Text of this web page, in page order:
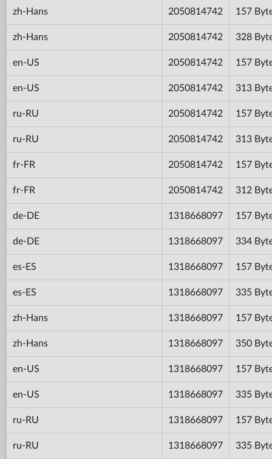
zh-Hans 2050814742 157
zh-Hans 2050814742 328
en-US 2050814742 157
en-US 2050814742 313
ru-RU 2050814742 157
ru-RU 2050814742 313
fr-FR 2050814742 157
fr-FR 2050814742 312
de-DE 1318668097 157
de-DE 1318668097 334
es-ES 1318668097 157
es-ES 1318668097 335
zh-Hans 1318668097 157
zh-Hans 1318668097 350
en-US 1318668097 157
en-US 1318668097 335
ru-RU 1318668097 157
ru-RU 1318668097 335